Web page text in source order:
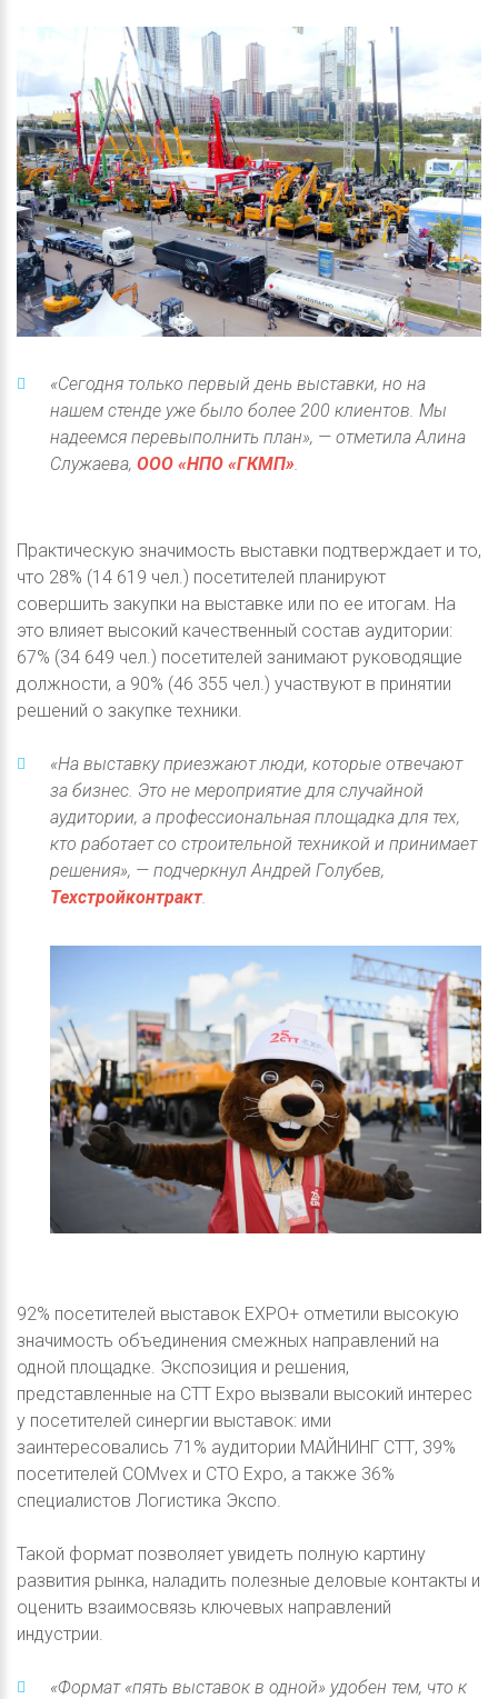
«Сегодня только первый день выставки, но на
нашем стенде уже было более 200 клиентов. Мы
надеемся перевыполнить план», — отметила Алина
Служаева, ООО «НПО «ГКМП».
Практическую значимость выставки подтверждает и то,
что 28% (14 619 чел.) посетителей планируют
совершить закупки на выставке или по ее итогам. На
это влияет высокий качественный состав аудитории:
67% (34 649 чел.) посетителей занимают руководящие
должности, а 90% (46 355 чел.) участвуют в принятии
решений о закупке техники.
«На выставку приезжают люди, которые отвечают
за бизнес. Это не мероприятие для случайной
аудитории, а профессиональная площадка для тех,
кто работает со строительной техникой и принимает
решения», — подчеркнул Андрей Голубев,
Техстройконтракт.
92% посетителей выставок EXPO+ отметили высокую
значимость объединения смежных направлений на
одной площадке. Экспозиция и решения,
представленные на CTT Expo вызвали высокий интерес
у посетителей синергии выставок: ими
заинтересовались 71% аудитории МАЙНИНГ СТТ, 39%
посетителей COMvex и CTO Expo, а также 36%
специалистов Логистика Экспо.
Такой формат позволяет увидеть полную картину
развития рынка, наладить полезные деловые контакты и
оценить взаимосвязь ключевых направлений
индустрии.
«Формат «пять выставок в одной» удобен тем, что к